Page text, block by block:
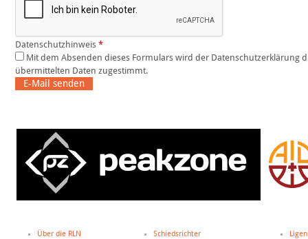
Datenschutzhinweis *
übermittelten Daten zugestimmt.
E-Mail senden
Über die RLN
Schiedsrichter
Ligen